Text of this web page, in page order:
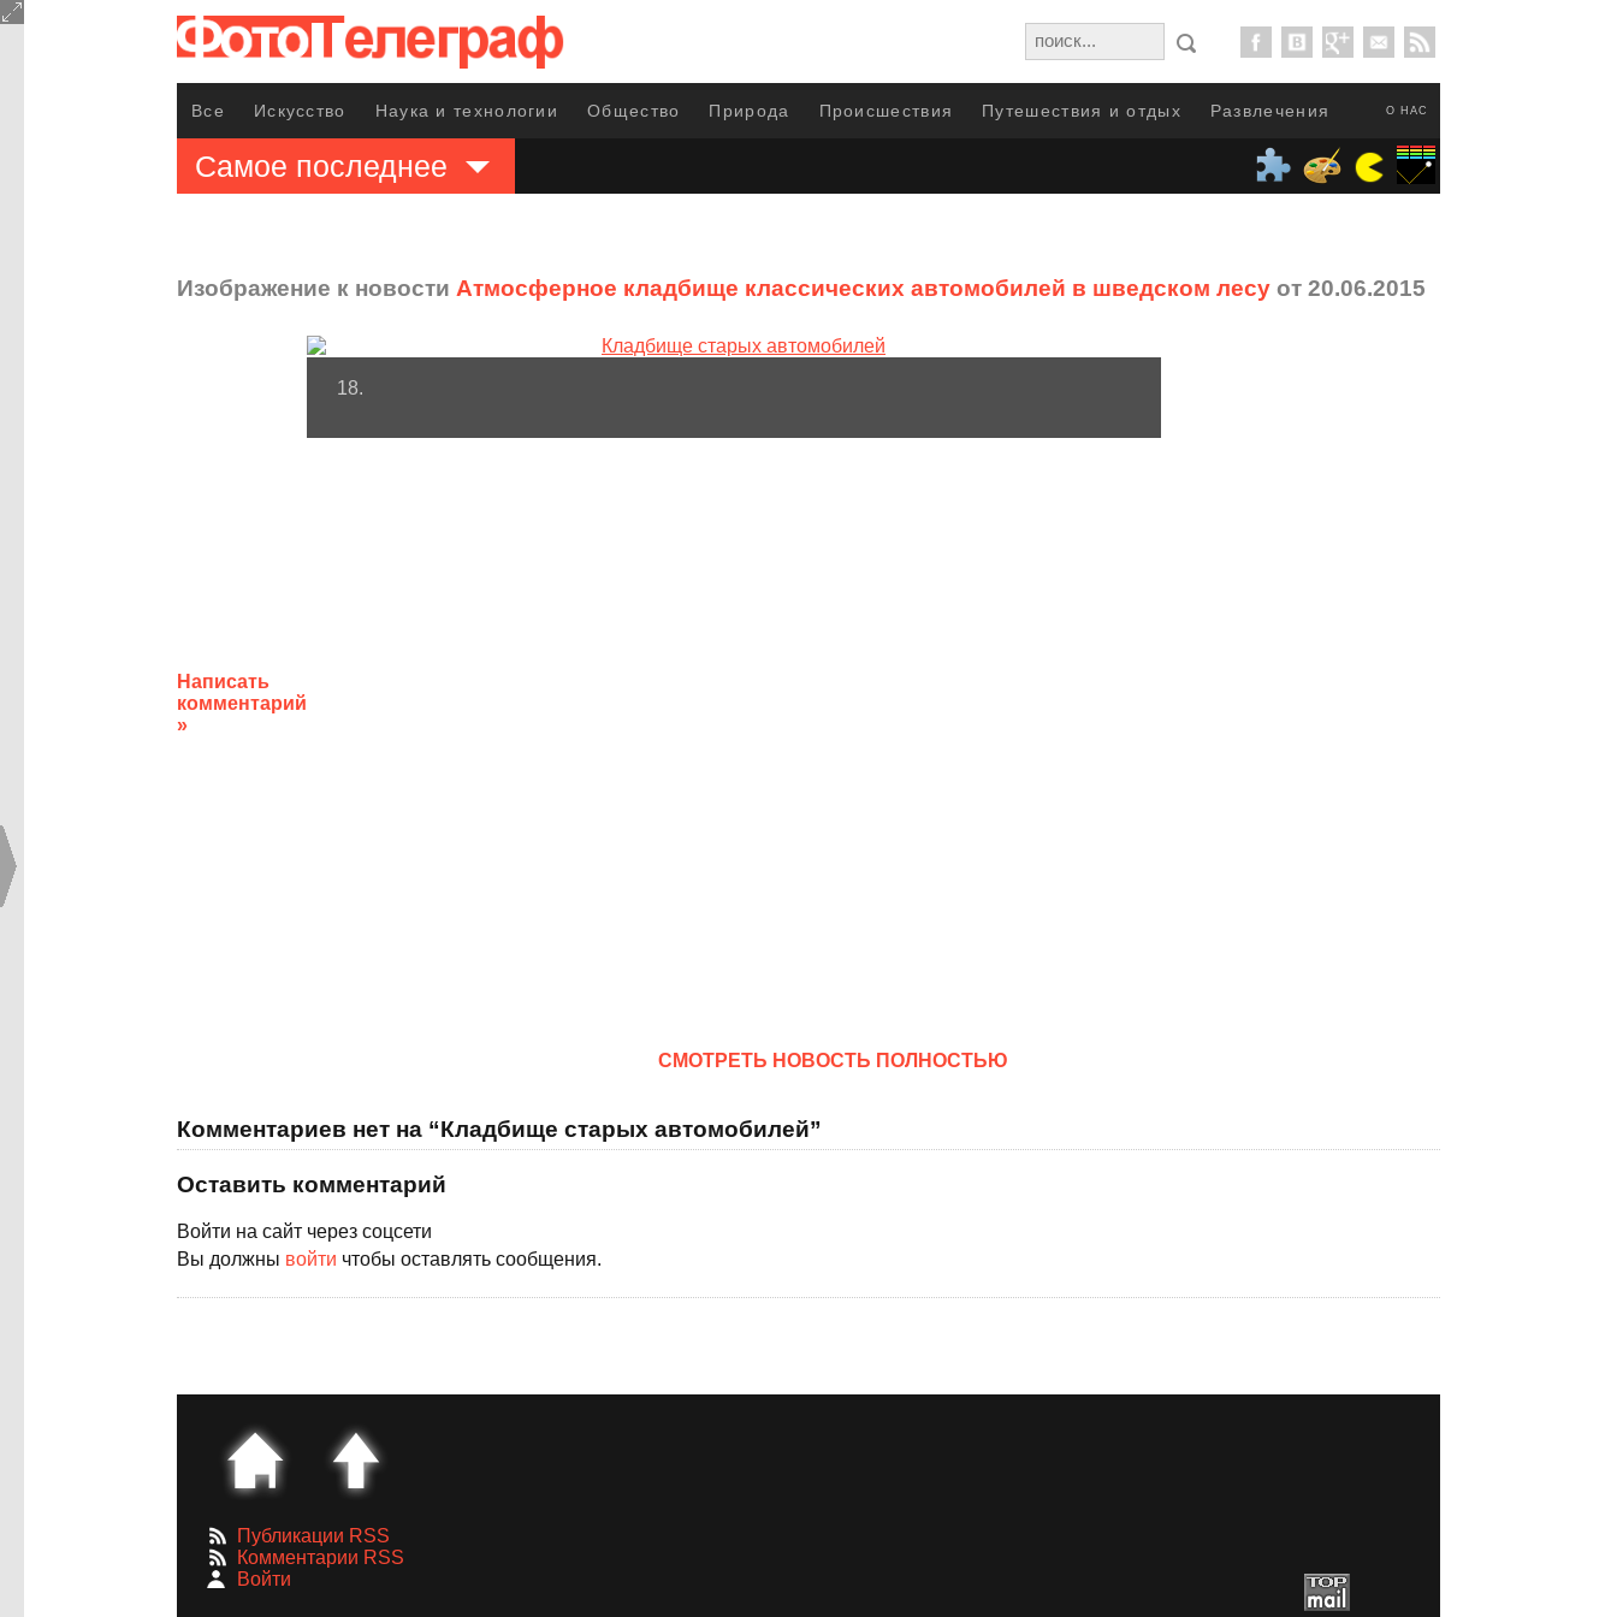
О НАС
Все Искусство Наука и технологии Общество Природа Происшествия Путешествия и отдых Развлечения
Самое последнее
Изображение к новости Атмосферное кладбище классических автомобилей в шведском лесу от 20.06.2015
Написать
комментарий
»
18.
CМОТРЕТЬ НОВОСТЬ ПОЛНОСТЬЮ
Комментариев нет на “Кладбище старых автомобилей”
Оставить комментарий
Войти на сайт через соцсети
Вы должны войти чтобы оставлять сообщения.
Публикации RSS
Комментарии RSS
Войти